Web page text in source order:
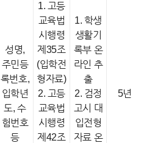
성명,
주민등
록번호,
입학년
도, 수
험번호
등
1. 고등
교육법
시행령
제35조
(입학전
형자료)
2. 고등
교육법
시행령
제42조
1. 학생
생활기
록부 온
라인 추
출
2. 검정
고시 대
입전형
자료 온
5년